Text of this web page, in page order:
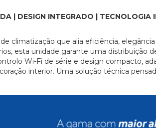
| DESIGN INTEGRADO | TECNOLOGIA
climatização que alia eficiência,
esta unidade garante uma distribuição
Wi-Fi de série e design compacto,
interior. Uma solução técnica